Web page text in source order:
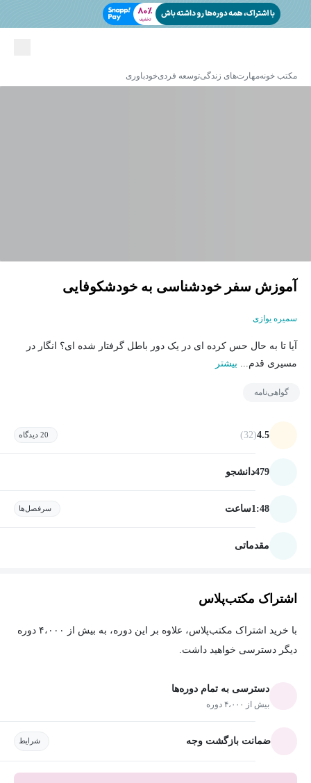
مکتب خونهمهارت‌های زندگیتوسعه فردیخودباوری
آموزش سفر خودشناسی به خودشکوفایی
سمیره یوازی
آیا تا به حال حس کرده ای در یک دور باطل گرفتار شده ای؟ انگار در
مسیری قدم... بیشتر
گواهی‌نامه
4.5
(32) 20 دیدگاه
479دانشجو
1:48ساعت سرفصل‌ها
مقدماتی
اشتراک مکتب‌پلاس
با خرید اشتراک مکتب‌پلاس، علاوه بر این دوره، به بیش از ۴،۰۰۰ دوره
دیگر دسترسی خواهید داشت.
دسترسی به تمام دوره‌ها
بیش از ۴،۰۰۰ دوره
ضمانت بازگشت وجه شرایط